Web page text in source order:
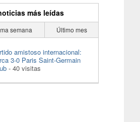
más leídas
semana Último mes
amistoso internacional:
3-0 Paris Saint-Germain
- 40 visitas